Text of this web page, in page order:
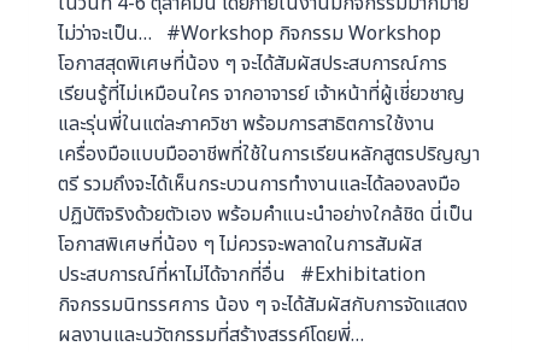
ไม่ว่าจะเป็น… #Workshop กิจกรรม Workshop
โอกาสสุดพิเศษที่น้อง ๆ จะได้สัมผัสประสบการณ์การ
เรียนรู้ที่ไม่เหมือนใคร จากอาจารย์ เจ้าหน้าที่ผู้เชี่ยวชาญ
และรุ่นพี่ในแต่ละภาควิชา พร้อมการสาธิตการใช้งาน
เครื่องมือแบบมืออาชีพที่ใช้ในการเรียนหลักสูตรปริญญา
ตรี รวมถึงจะได้เห็นกระบวนการทำงานและได้ลองลงมือ
ปฏิบัติจริงด้วยตัวเอง พร้อมคำแนะนำอย่างใกล้ชิด นี่เป็น
โอกาสพิเศษที่น้อง ๆ ไม่ควรจะพลาดในการสัมผัส
ประสบการณ์ที่หาไม่ได้จากที่อื่น #Exhibitation
กิจกรรมนิทรรศการ น้อง ๆ จะได้สัมผัสกับการจัดแสดง
ผลงานและนวัตกรรมที่สร้างสรรค์โดยพี่…